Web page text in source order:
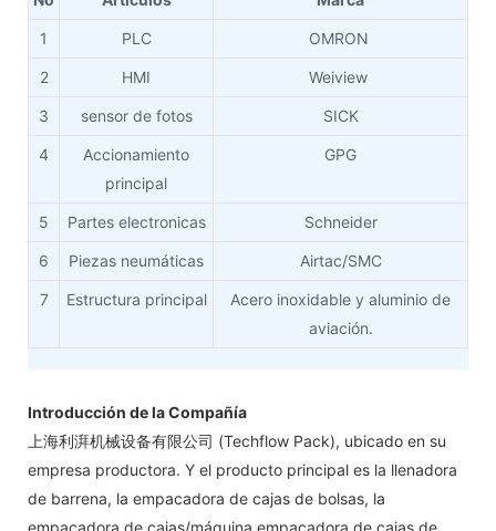
1 PLC OMRON
2 HMI Weiview
3 sensor de fotos SICK
4
Accionamiento
principal
GPG
5 Partes electronicas Schneider
6 Piezas neumáticas Airtac/SMC
7 Estructura principal
Acero inoxidable y aluminio de
aviación.
Introducción de la Compañía
上海利湃机械设备有限公司 (Techflow Pack), ubicado en su
empresa productora. Y el producto principal es la llenadora
de barrena, la empacadora de cajas de bolsas, la